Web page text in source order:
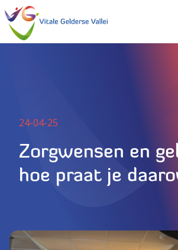
24-04-25
Zorgwensen en
hoe praat je